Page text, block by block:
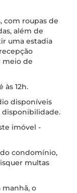
com roupas de
além de
uma estadia
meio de
às 12h.
disponíveis
disponibilidade.
imóvel -
condomínio,
multas
manhã, o